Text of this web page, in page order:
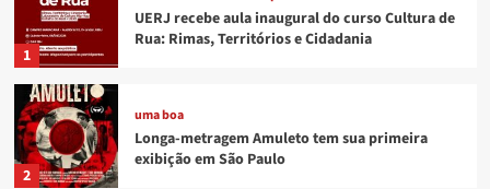
1
UERJ recebe aula inaugural do curso Cultura de
Rua: Rimas, Territórios e Cidadania
2
uma boa
Longa-metragem Amuleto tem sua primeira
exibição em São Paulo